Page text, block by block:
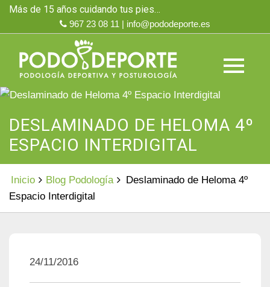
SkipMás de 15 años cuidando tus pies…
967 23 08 11 | info@pododeporte.es
DESLAMINADO DE HELOMA 4º
ESPACIO INTERDIGITAL
Inicio Blog Podología
Deslaminado de Heloma 4º
Espacio Interdigital
24/11/2016